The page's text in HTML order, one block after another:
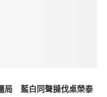
局 藍白同聲撻伐桌榮泰